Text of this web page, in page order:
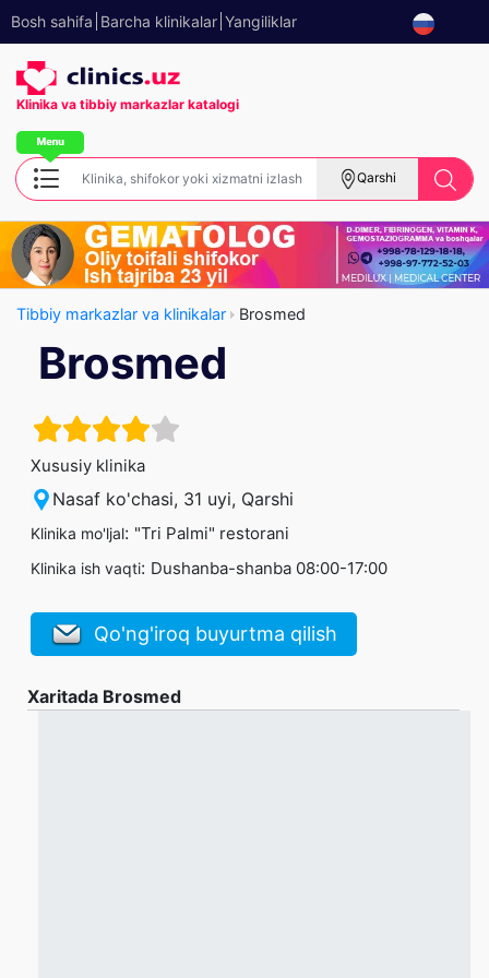
Bosh sahifa Barcha klinikalar Yangiliklar
Klinika va tibbiy markazlar katalogi
Qarshi
Tibbiy markazlar va klinikalar Brosmed
Brosmed
Xususiy klinika
Nasaf ko'chasi, 31 uyi, Qarshi
Klinika mo'ljal: "Tri Palmi" restorani
Klinika ish vaqti: Dushanba-shanba 08:00-17:00
Qo'ng'iroq buyurtma qilish
Xaritada Brosmed